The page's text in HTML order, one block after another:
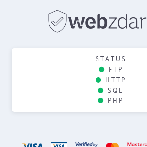
STATUS
FTP
HTTP
SQL
PHP